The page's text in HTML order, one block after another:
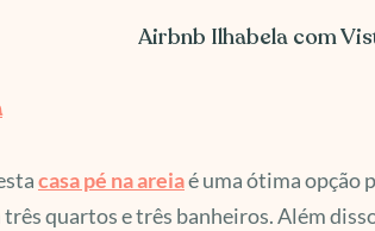
Airbnb Ilhabela com
casa pé na areiaé uma ótima opção
três quartos e três banheiros. Além